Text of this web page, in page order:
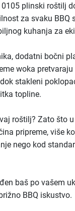
plinski roštilj
za svaku BBQ
kuhanja za
dodatni bočni
woka pretvaraju
stakleni
topline.
roštilj? Zato što
pripreme, više
nego kod
baš po vašem
BBQ iskustvo.